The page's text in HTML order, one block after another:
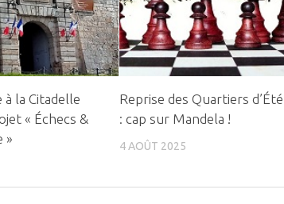
la Citadelle
« Échecs &
»
Reprise des Quartiers d’Été
: cap sur Mandela !
4 AOÛT 2025